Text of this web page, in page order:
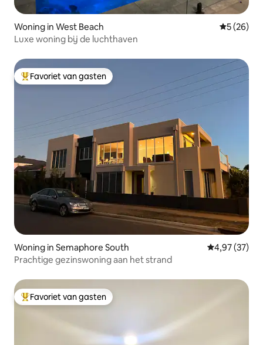
Woning in West Beach
5 (26)
Luxe woning bij de luchthaven
Topfavoriet van gasten
Favoriet van gasten
Woning in Semaphore South Gemiddelde
4,97 (37)
Prachtige gezinswoning aan het strand
Topfavoriet van gasten
Favoriet van gasten